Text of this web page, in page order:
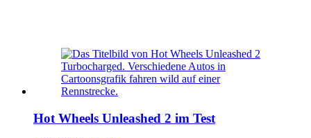
Hot Wheels Unleashed 2 im Test